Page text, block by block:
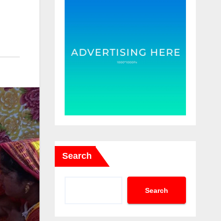
Search
Search